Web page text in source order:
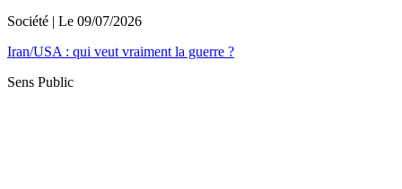
Société | Le 09/07/2026
Iran/USA : qui veut vraiment la guerre ?
Sens Public